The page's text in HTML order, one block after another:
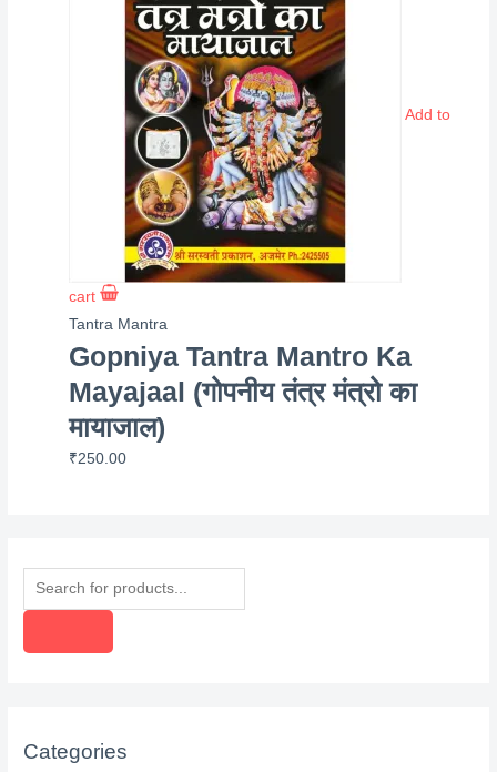
r
tCategories
₹820.00.
₹500.00.
Add to
cart
Tantra Mantra
Gopniya Tantra Mantro Ka
Mayajaal (गोपनीय तंत्र मंत्रो का
मायाजाल)
₹250.00